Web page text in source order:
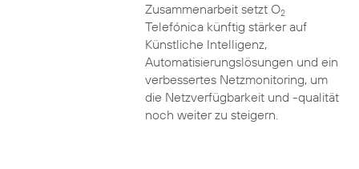
Zusammenarbeit setzt O2
Telefónica künftig stärker auf
Künstliche Intelligenz,
Automatisierungslösungen und ein
verbessertes Netzmonitoring, um
die Netzverfügbarkeit und -qualität
noch weiter zu steigern.